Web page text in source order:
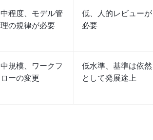
中程度、モデル管
理の規律が必要
低、人的レビューが
必要
中規模、ワークフ
ローの変更
低水準、基準は依然
として発展途上